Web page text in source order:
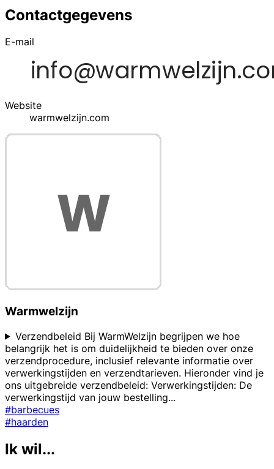
Contactgegevens
E-mail
Website
warmwelzijn.com
Warmwelzijn
Verzendbeleid Bij WarmWelzijn begrijpen we hoe
belangrijk het is om duidelijkheid te bieden over onze
verzendprocedure, inclusief relevante informatie over
verwerkingstijden en verzendtarieven. Hieronder vind je
ons uitgebreide verzendbeleid: Verwerkingstijden: De
verwerkingstijd van jouw bestelling...
#barbecues
#haarden
Ik wil...